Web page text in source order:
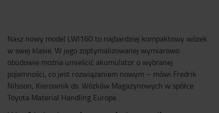
Nasz nowy model LWI160 to najbardziej kompaktowy wózek
w swej klasie. W jego zoptymalizowanej wymiarowo
obudowie można umieścić akumulator o wybranej
pojemności, co jest rozwiązaniem nowym – mówi Fredrik
Nilsson, Kierownik ds. Wózków Magazynowych w spółce
Toyota Material Handling Europe.